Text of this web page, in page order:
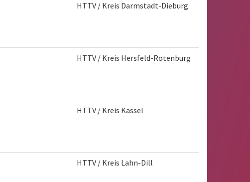
HTTV / Kreis Darmstadt-Dieburg
HTTV / Kreis Hersfeld-Rotenburg
HTTV / Kreis Kassel
HTTV / Kreis Lahn-Dill